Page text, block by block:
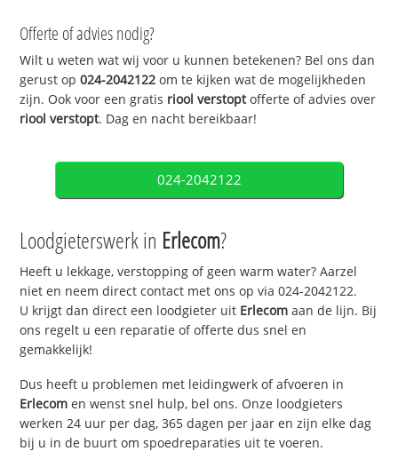
Offerte of advies nodig?
Wilt u weten wat wij voor u kunnen betekenen? Bel ons dan
gerust op024-2042122 om te kijken wat de mogelijkheden
zijn. Ook voor een gratis riool verstoptofferte of advies over
riool verstopt. Dag en nacht bereikbaar!
024-2042122
Loodgieterswerk in Erlecom?
Heeft u lekkage, verstopping of geen warm water? Aarzel
niet en neem direct contact met ons op via 024-2042122.
U krijgt dan direct een loodgieter uit Erlecom aan de lijn. Bij
ons regelt u een reparatie of offerte dus snel en
gemakkelijk!
Dus heeft u problemen met leidingwerk of afvoeren in
Erlecom en wenst snel hulp, bel ons. Onze loodgieters
werken 24 uur per dag, 365 dagen per jaar en zijn elke dag
bij u in de buurt om spoedreparaties uit te voeren.